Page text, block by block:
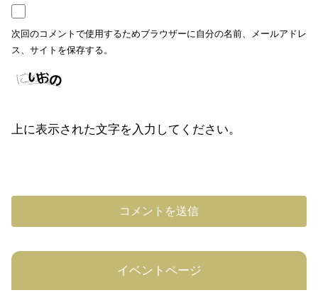
次回のコメントで使用するためブラウザーに自分の名前、メールアドレ
ス、サイトを保存する。
上に表示された文字を入力してください。
イベントページ